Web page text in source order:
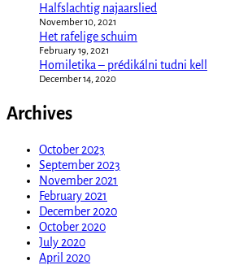
Halfslachtig najaarslied
November 10, 2021
Het rafelige schuim
February 19, 2021
Homiletika – prédikálni tudni kell
December 14, 2020
Archives
October 2023
September 2023
November 2021
February 2021
December 2020
October 2020
July 2020
April 2020